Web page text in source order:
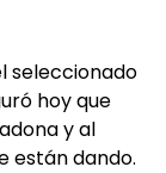
seleccionado
hoy que
y al
están dando.